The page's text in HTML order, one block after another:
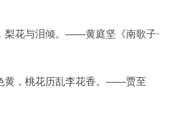
梨花与泪倾。——黄庭坚《南歌子·
黄，桃花历乱李花香。——贾至